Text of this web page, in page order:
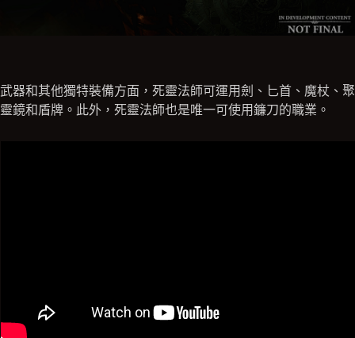
武器和其他獨特裝備方面，死靈法師可運用劍、匕首、魔杖、聚
靈鏡和盾牌。此外，死靈法師也是唯一可使用鐮刀的職業。